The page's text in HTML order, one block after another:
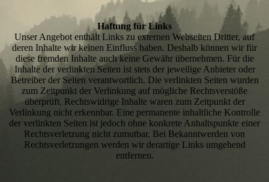
Haftung für Links
Unser Angebot enthält Links zu externen Webseiten Dritter, auf
deren Inhalte wir keinen Einfluss haben. Deshalb können wir für
diese fremden Inhalte auch keine Gewähr übernehmen. Für die
Inhalte der verlinkten Seiten ist stets der jeweilige Anbieter oder
Betreiber der Seiten verantwortlich. Die verlinkten Seiten wurden
zum Zeitpunkt der Verlinkung auf mögliche Rechtsverstöße
überprüft. Rechtswidrige Inhalte waren zum Zeitpunkt der
Verlinkung nicht erkennbar. Eine permanente inhaltliche Kontrolle
der verlinkten Seiten ist jedoch ohne konkrete Anhaltspunkte einer
Rechtsverletzung nicht zumutbar. Bei Bekanntwerden von
Rechtsverletzungen werden wir derartige Links umgehend
entfernen.